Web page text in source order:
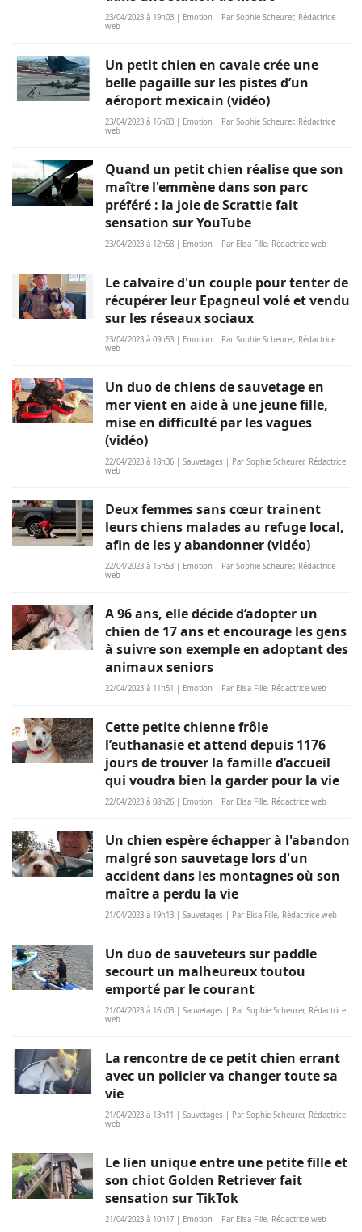
23/04/2023 à 19h03 | Emotion | Par Sophie Scheurer, Rédactrice
web
Un petit chien en cavale crée une
belle pagaille sur les pistes d’un
aéroport mexicain (vidéo)
23/04/2023 à 16h03 | Emotion | Par Sophie Scheurer, Rédactrice
web
Quand un petit chien réalise que son
maître l'emmène dans son parc
préféré : la joie de Scrattie fait
sensation sur YouTube
23/04/2023 à 12h58 | Emotion | Par Elisa Fille, Rédactrice web
Le calvaire d'un couple pour tenter de
récupérer leur Epagneul volé et vendu
sur les réseaux sociaux
23/04/2023 à 09h53 | Emotion | Par Sophie Scheurer, Rédactrice
web
Un duo de chiens de sauvetage en
mer vient en aide à une jeune fille,
mise en difficulté par les vagues
(vidéo)
22/04/2023 à 18h36 | Sauvetages | Par Sophie Scheurer, Rédactrice
web
Deux femmes sans cœur trainent
leurs chiens malades au refuge local,
afin de les y abandonner (vidéo)
22/04/2023 à 15h53 | Emotion | Par Sophie Scheurer, Rédactrice
web
A 96 ans, elle décide d’adopter un
chien de 17 ans et encourage les gens
à suivre son exemple en adoptant des
animaux seniors
22/04/2023 à 11h51 | Emotion | Par Elisa Fille, Rédactrice web
Cette petite chienne frôle
l’euthanasie et attend depuis 1176
jours de trouver la famille d’accueil
qui voudra bien la garder pour la vie
22/04/2023 à 08h26 | Emotion | Par Elisa Fille, Rédactrice web
Un chien espère échapper à l'abandon
malgré son sauvetage lors d'un
accident dans les montagnes où son
maître a perdu la vie
21/04/2023 à 19h13 | Sauvetages | Par Elisa Fille, Rédactrice web
Un duo de sauveteurs sur paddle
secourt un malheureux toutou
emporté par le courant
21/04/2023 à 16h03 | Sauvetages | Par Sophie Scheurer, Rédactrice
web
La rencontre de ce petit chien errant
avec un policier va changer toute sa
vie
21/04/2023 à 13h11 | Sauvetages | Par Sophie Scheurer, Rédactrice
web
Le lien unique entre une petite fille et
son chiot Golden Retriever fait
sensation sur TikTok
21/04/2023 à 10h17 | Emotion | Par Elisa Fille, Rédactrice web